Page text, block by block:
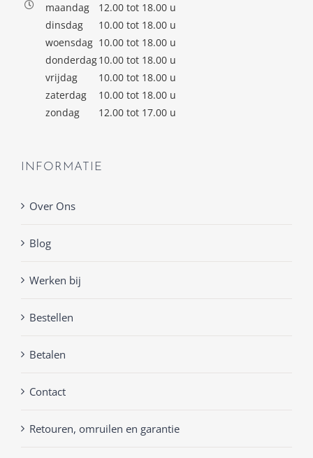
maandag
12.00 tot 18.00 u
dinsdag
10.00 tot 18.00 u
woensdag 10.00 tot 18.00 u
donderdag10.00 tot 18.00 u
vrijdag
10.00 tot 18.00 u
zaterdag
10.00 tot 18.00 u
zondag
12.00 tot 17.00 u
INFORMATIE
Over Ons
Blog
Werken bij
Bestellen
Betalen
Contact
Retouren, omruilen en garantie